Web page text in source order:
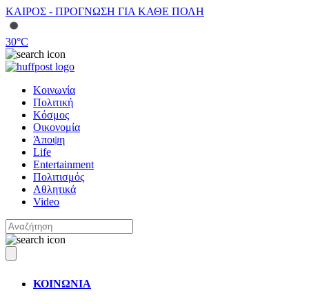
ΚΑΙΡΟΣ - ΠΡΟΓΝΩΣΗ ΓΙΑ ΚΑΘΕ ΠΟΛΗ
30°C
Κοινωνία
Πολιτική
Κόσμος
Οικονομία
Άποψη
Life
Entertainment
Πολιτισμός
Αθλητικά
Video
ΚΟΙΝΩΝΙΑ